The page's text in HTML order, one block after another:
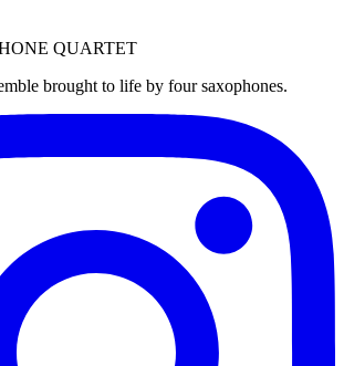
QUARTET
brought to life by four saxophones.